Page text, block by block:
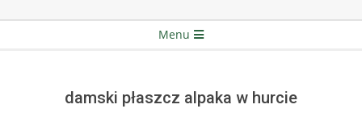
Menu
damski płaszcz alpaka w hurcie